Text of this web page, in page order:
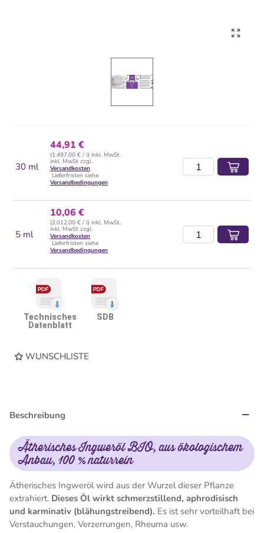
30 ml
44,91 €
(1.497,00 € / l) inkl. MwSt.
inkl. MwSt zzgl.
Versandkosten
Lieferfristen siehe
Versandbedingungen
5 ml
10,06 €
(2.012,00 € / l) inkl. MwSt.
inkl. MwSt zzgl.
Versandkosten
Lieferfristen siehe
Versandbedingungen
Technisches
Datenblatt
SDB
WUNSCHLISTE
Beschreibung
Ätherisches Ingweröl BIO, aus ökologischem
Anbau, 100 % naturrein
Ätherisches Ingweröl wird aus der Wurzel dieser Pflanze
extrahiert. Dieses Öl wirkt schmerzstillend, aphrodisisch
und karminativ (blähungstreibend). Es ist sehr vorteilhaft bei
Verstauchungen, Verzerrungen, Rheuma usw.